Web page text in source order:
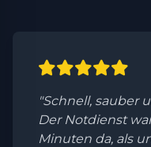
"Schnell, sauber
Der Notdienst
Minuten da, als